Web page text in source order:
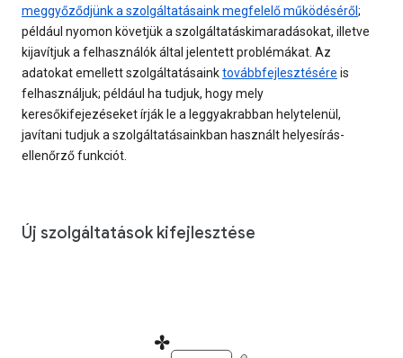
meggyőződjünk a szolgáltatásaink megfelelő működéséről;
például nyomon követjük a szolgáltatáskimaradásokat, illetve
kijavítjuk a felhasználók által jelentett problémákat. Az
adatokat emellett szolgáltatásainktovábbfejlesztésére is
felhasználjuk; például ha tudjuk, hogy mely
keresőkifejezéseket írják le a leggyakrabban helytelenül,
javítani tudjuk a szolgáltatásainkban használt helyesírás-
ellenőrző funkciót.
Új szolgáltatások kifejlesztése